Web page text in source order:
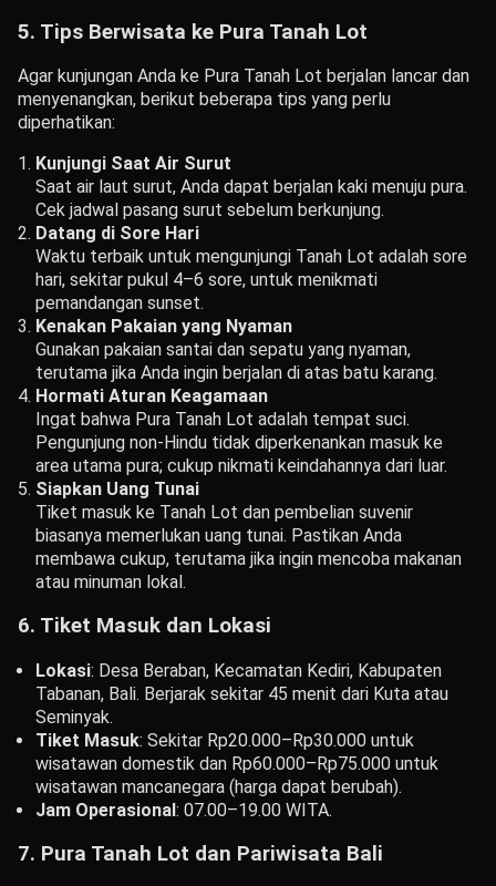
5. Tips Berwisata ke Pura Tanah Lot
Agar kunjungan Anda ke Pura Tanah Lot berjalan lancar dan
menyenangkan, berikut beberapa tips yang perlu
diperhatikan:
Kunjungi Saat Air Surut
Saat air laut surut, Anda dapat berjalan kaki menuju pura.
Cek jadwal pasang surut sebelum berkunjung.
Datang di Sore Hari
Waktu terbaik untuk mengunjungi Tanah Lot adalah sore
hari, sekitar pukul 4–6 sore, untuk menikmati
pemandangan sunset.
Kenakan Pakaian yang Nyaman
Gunakan pakaian santai dan sepatu yang nyaman,
terutama jika Anda ingin berjalan di atas batu karang.
Hormati Aturan Keagamaan
Ingat bahwa Pura Tanah Lot adalah tempat suci.
Pengunjung non-Hindu tidak diperkenankan masuk ke
area utama pura; cukup nikmati keindahannya dari luar.
Siapkan Uang Tunai
Tiket masuk ke Tanah Lot dan pembelian suvenir
biasanya memerlukan uang tunai. Pastikan Anda
membawa cukup, terutama jika ingin mencoba makanan
atau minuman lokal.
6. Tiket Masuk dan Lokasi
Lokasi: Desa Beraban, Kecamatan Kediri, Kabupaten
Tabanan, Bali. Berjarak sekitar 45 menit dari Kuta atau
Seminyak.
Tiket Masuk: Sekitar Rp20.000–Rp30.000 untuk
wisatawan domestik dan Rp60.000–Rp75.000 untuk
wisatawan mancanegara (harga dapat berubah).
Jam Operasional: 07.00–19.00 WITA.
7. Pura Tanah Lot dan Pariwisata Bali